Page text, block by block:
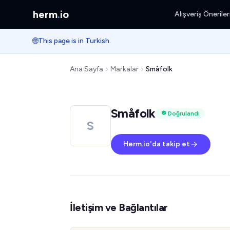
herm.io Alışveriş Önerileri
🌐This page is in Turkish.
Ana Sayfa Markalar Småfolk
S
Småfolk Doğrulandı
Herm.io'da takip et
İletişim ve Bağlantılar